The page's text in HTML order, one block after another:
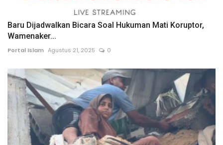
Baru Dijadwalkan Bicara Soal Hukuman Mati Koruptor,
Wamenaker...
Portal Islam Agustus 21, 2025 0